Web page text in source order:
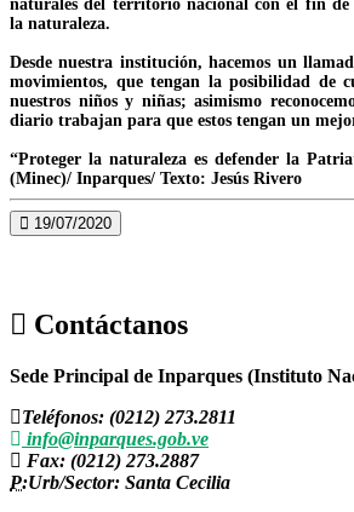
naturales del territorio nacional con el fin de
la naturaleza.
Desde nuestra institución, hacemos un
movimientos, que tengan la posibilidad de
nuestros niños y niñas; asimismo
diario trabajan para que estos tengan un
“Proteger la naturaleza es defender la
(Minec)/ Inparques/ Texto: Jesús Rivero
19/07/2020
Contáctanos
Sede Principal de Inparques (Instituto
Teléfonos: (0212) 273.2811
info@inparques.gob.ve
Fax: (0212) 273.2887
P:Urb/Sector: Santa Cecilia